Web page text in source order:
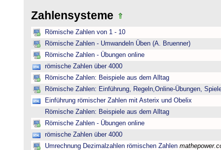
Zahlensysteme
Römische Zahlen von 1 - 10
Römische Zahlen - Umwandeln Üben (A. Bruenner)
Römische Zahlen - Übungen online
römische Zahlen über 4000
Römische Zahlen: Beispiele aus dem Alltag
Römische Zahlen: Einführung, Regeln,Online-Übungen,
Einführung römischer Zahlen mit Asterix und Obelix
Römische Zahlen: Beispiele aus dem Alltag
Römische Zahlen - Übungen online
römische Zahlen über 4000
Umrechnung Dezimalzahlen römischen Zahlen